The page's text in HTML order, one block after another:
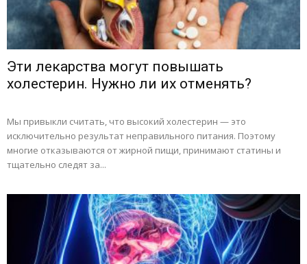
Эти лекарства могут повышать
холестерин. Нужно ли их отменять?
Мы привыкли считать, что высокий холестерин — это
исключительно результат неправильного питания. Поэтому
многие отказываются от жирной пищи, принимают статины и
тщательно следят за...